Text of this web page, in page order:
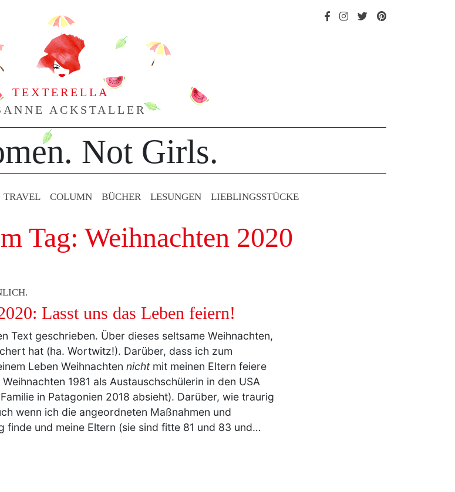
TEXTERELLA
ACKSTALLER
Not Girls.
TRAVEL COLUMN BÜCHER LESUNGEN LIEBLINGS­STÜCKE
Tag: Weihnachten 2020
Lasst uns das Leben feiern!
Text geschrieben. Über dieses seltsame Weihnachten,
hat (ha. Wortwitz!). Darüber, dass ich zum
Leben Weihnachten nichtmit meinen Eltern feiere
1981 als Austauschschülerin in den USA
Familie in Patagonien 2018 absieht). Darüber, wie traurig
wenn ich die angeordneten Maßnahmen und
finde und meine Eltern (sie sind fitte 81 und 83 und…